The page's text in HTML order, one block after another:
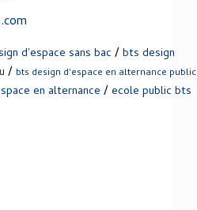
d'espace sans bac /bts design
/ bts design d'espace en alternance public
en alternance /ecole public bts